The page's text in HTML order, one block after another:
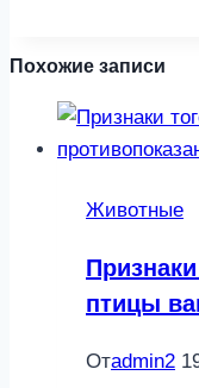
Похожие записи
Животные
птицы
Отadmin2